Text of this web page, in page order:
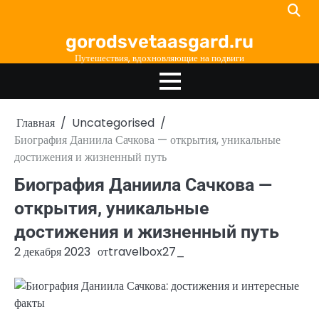
gorodsvetaasgard.ru
Путешествия, вдохновляющие на подвиги
Главная
Uncategorised
Биография Даниила Сачкова — открытия, уникальные
достижения и жизненный путь
Биография Даниила Сачкова —
открытия, уникальные
достижения и жизненный путь
2 декабря 2023 отtravelbox27_